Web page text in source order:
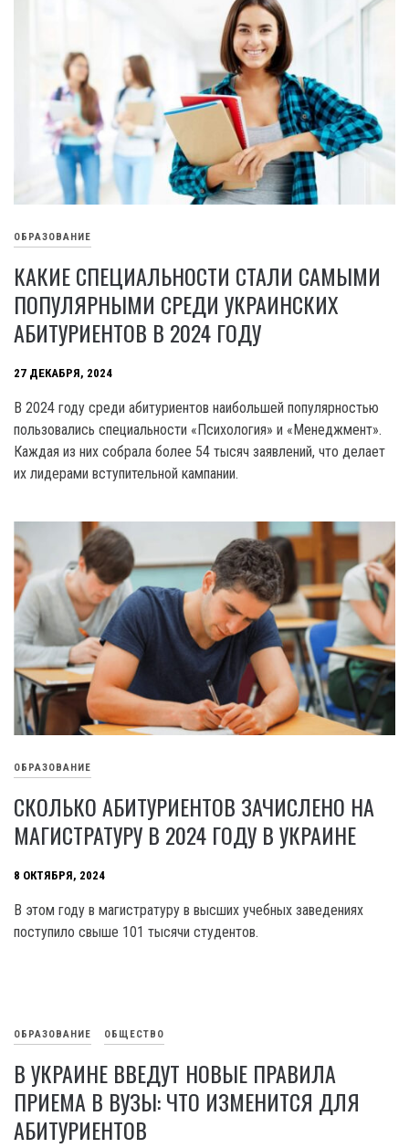
ОБРАЗОВАНИЕ
КАКИЕ СПЕЦИАЛЬНОСТИ СТАЛИ САМЫМИ
ПОПУЛЯРНЫМИ СРЕДИ УКРАИНСКИХ
АБИТУРИЕНТОВ В 2024 ГОДУ
27 ДЕКАБРЯ, 2024
В 2024 году среди абитуриентов наибольшей популярностью
пользовались специальности «Психология» и «Менеджмент».
Каждая из них собрала более 54 тысяч заявлений, что делает
их лидерами вступительной кампании.
ОБРАЗОВАНИЕ
СКОЛЬКО АБИТУРИЕНТОВ ЗАЧИСЛЕНО НА
МАГИСТРАТУРУ В 2024 ГОДУ В УКРАИНЕ
8 ОКТЯБРЯ, 2024
В этом году в магистратуру в высших учебных заведениях
поступило свыше 101 тысячи студентов.
ОБРАЗОВАНИЕ ОБЩЕСТВО
В УКРАИНЕ ВВЕДУТ НОВЫЕ ПРАВИЛА
ПРИЕМА В ВУЗЫ: ЧТО ИЗМЕНИТСЯ ДЛЯ
АБИТУРИЕНТОВ